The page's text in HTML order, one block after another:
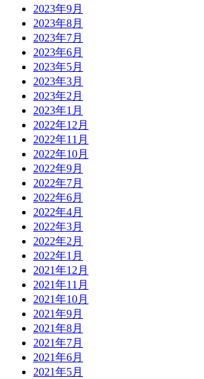
2023年9月
2023年8月
2023年7月
2023年6月
2023年5月
2023年3月
2023年2月
2023年1月
2022年12月
2022年11月
2022年10月
2022年9月
2022年7月
2022年6月
2022年4月
2022年3月
2022年2月
2022年1月
2021年12月
2021年11月
2021年10月
2021年9月
2021年8月
2021年7月
2021年6月
2021年5月